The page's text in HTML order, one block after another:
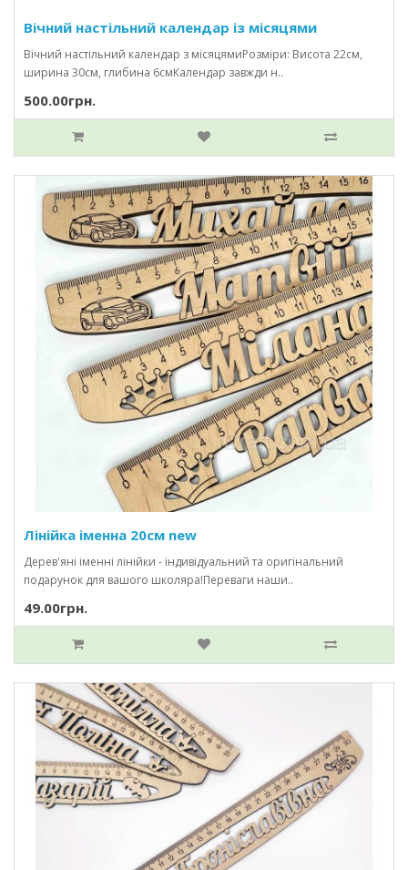
Вічний настільний календар із місяцями
Вічний настільний календар з місяцямиРозміри: Висота 22см,
ширина 30см, глибина 6смКалендар завжди н..
500.00грн.
Лінійка іменна 20см new
Дерев'яні іменні лінійки - індивідуальний та оригінальний
подарунок для вашого школяра!Переваги наши..
49.00грн.